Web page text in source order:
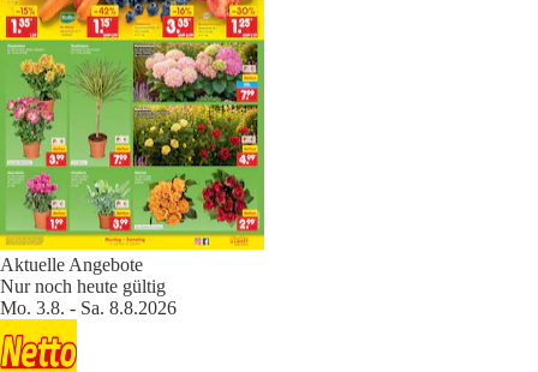
Aktuelle Angebote
Nur noch heute gültig
Mo. 3.8. - Sa. 8.8.2026